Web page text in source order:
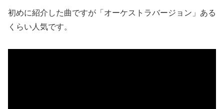
初めに紹介した曲ですが「オーケストラバージョン」ある
くらい人気です。